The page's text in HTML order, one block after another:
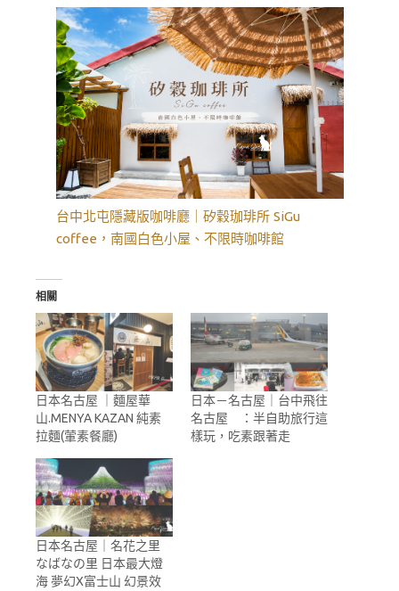
台中北屯隱藏版咖啡廳｜矽穀珈琲所 SiGu
coffee，南國白色小屋、不限時咖啡館
相關
日本名古屋 ｜麵屋華
山.MENYA KAZAN 純素
拉麵(葷素餐廳)
日本－名古屋｜台中飛往
名古屋 ：半自助旅行這
樣玩，吃素跟著走
日本名古屋｜名花之里
なばなの里 日本最大燈
海 夢幻X富士山 幻景效